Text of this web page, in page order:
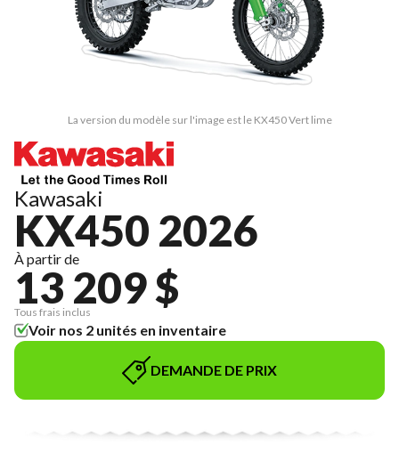
La version du modèle sur l'image est le KX450 Vert lime
Kawasaki
KX450 2026
À partir de
13 209 $
Tous frais inclus
Voir nos 2 unités en inventaire
DEMANDE DE PRIX